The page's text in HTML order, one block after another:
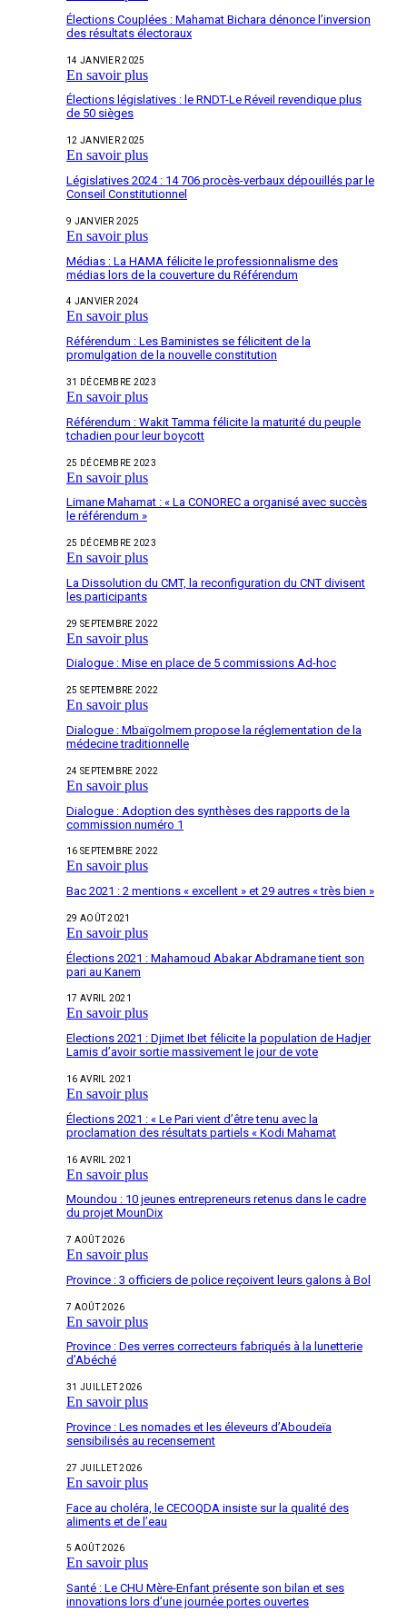
Élections Couplées : Mahamat Bichara dénonce l’inversion
des résultats électoraux
14 JANVIER 2025
En savoir plus
Élections législatives : le RNDT-Le Réveil revendique plus
de 50 sièges
12 JANVIER 2025
En savoir plus
Législatives 2024 : 14 706 procès-verbaux dépouillés par le
Conseil Constitutionnel
9 JANVIER 2025
En savoir plus
Médias : La HAMA félicite le professionnalisme des
médias lors de la couverture du Référendum
4 JANVIER 2024
En savoir plus
Référendum : Les Baministes se félicitent de la
promulgation de la nouvelle constitution
31 DÉCEMBRE 2023
En savoir plus
Référendum : Wakit Tamma félicite la maturité du peuple
tchadien pour leur boycott
25 DÉCEMBRE 2023
En savoir plus
Limane Mahamat : « La CONOREC a organisé avec succès
le référendum »
25 DÉCEMBRE 2023
En savoir plus
La Dissolution du CMT, la reconfiguration du CNT divisent
les participants
29 SEPTEMBRE 2022
En savoir plus
Dialogue : Mise en place de 5 commissions Ad-hoc
25 SEPTEMBRE 2022
En savoir plus
Dialogue : Mbaïgolmem propose la réglementation de la
médecine traditionnelle
24 SEPTEMBRE 2022
En savoir plus
Dialogue : Adoption des synthèses des rapports de la
commission numéro 1
16 SEPTEMBRE 2022
En savoir plus
Bac 2021 : 2 mentions « excellent » et 29 autres « très bien »
29 AOÛT 2021
En savoir plus
Élections 2021 : Mahamoud Abakar Abdramane tient son
pari au Kanem
17 AVRIL 2021
En savoir plus
Elections 2021 : Djimet Ibet félicite la population de Hadjer
Lamis d’avoir sortie massivement le jour de vote
16 AVRIL 2021
En savoir plus
Élections 2021 : « Le Pari vient d’être tenu avec la
proclamation des résultats partiels « Kodi Mahamat
16 AVRIL 2021
En savoir plus
Moundou : 10 jeunes entrepreneurs retenus dans le cadre
du projet MounDix
7 AOÛT 2026
En savoir plus
Province : 3 officiers de police reçoivent leurs galons à Bol
7 AOÛT 2026
En savoir plus
Province : Des verres correcteurs fabriqués à la lunetterie
d’Abéché
31 JUILLET 2026
En savoir plus
Province : Les nomades et les éleveurs d’Aboudeïa
sensibilisés au recensement
27 JUILLET 2026
En savoir plus
Face au choléra, le CECOQDA insiste sur la qualité des
aliments et de l’eau
5 AOÛT 2026
En savoir plus
Santé : Le CHU Mère-Enfant présente son bilan et ses
innovations lors d’une journée portes ouvertes